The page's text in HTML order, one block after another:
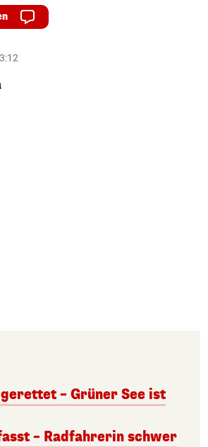
– Grüner See ist
– Radfahrerin schwer